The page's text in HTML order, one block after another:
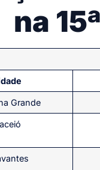
na
Grande